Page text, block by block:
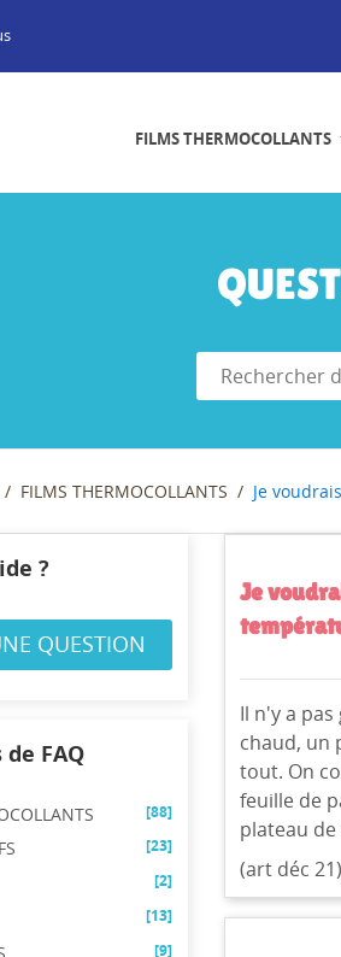
FILMS THERMOCOLLANTS
FILMS THERMOCOLLANTS Je
?
QUESTION
FAQ
[88]
[23]
[2]
[13]
[9]
Je
Il n'y a
chaud, un
tout. On
feuille de
plateau
(art déc 21)